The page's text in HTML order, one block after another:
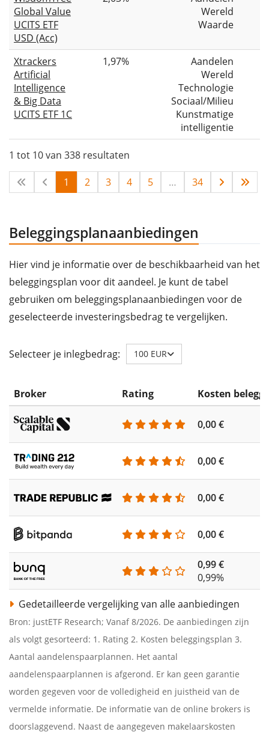
Global Value
UCITS ETF
USD (Acc)
Wereld
Waarde
Xtrackers
Artificial
Intelligence
& Big Data
UCITS ETF 1C
1,97%
Aandelen
Wereld
Technologie
Sociaal/Milieu
Kunstmatige
intelligentie
1 tot 10 van 338 resultaten
1 2 3 4 5 … 34
Beleggingsplanaanbiedingen
Hier vind je informatie over de beschikbaarheid van het
beleggingsplan voor dit aandeel. Je kunt de tabel
gebruiken om beleggingsplanaanbiedingen voor de
geselecteerde investeringsbedrag te vergelijken.
Selecteer je inlegbedrag: 100 EUR
Broker Rating Kosten
0,00 €
0,00 €
0,00 €
0,00 €
0,99 €
0,99%
Gedetailleerde vergelijking van alle aanbiedingen
Bron: justETF Research; Vanaf 8/2026. De aanbiedingen zijn
als volgt gesorteerd: 1. Rating 2. Kosten beleggingsplan 3.
Aantal aandelenspaarplannen. Het aantal
aandelenspaarplannen is afgerond. Er kan geen garantie
worden gegeven voor de volledigheid en juistheid van de
vermelde informatie. De informatie van de online brokers is
doorslaggevend. Naast de aangegeven makelaarskosten